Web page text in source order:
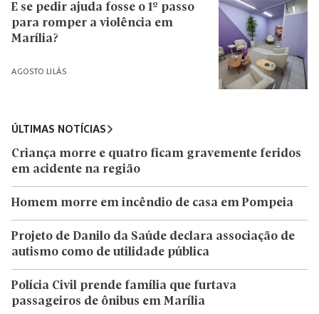
AGOSTO LILÁS
E se pedir ajuda fosse o 1º passo
para romper a violência em
Marília?
ÚLTIMAS NOTÍCIAS
Criança morre e quatro ficam gravemente feridos
em acidente na região
Homem morre em incêndio de casa em Pompeia
Projeto de Danilo da Saúde declara associação de
autismo como de utilidade pública
Polícia Civil prende família que furtava
passageiros de ônibus em Marília